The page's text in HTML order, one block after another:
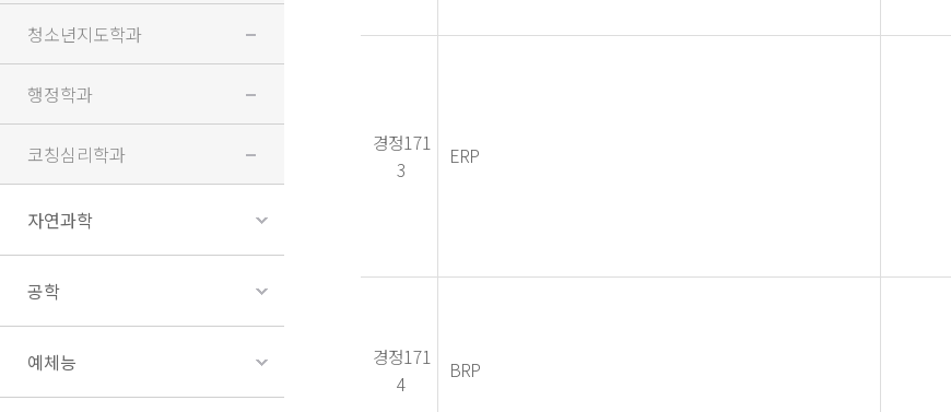
청소년지도학과
행정학과
코칭심리학과
자연과학
공학
예체능
경정171
3
ERP
경정171
4
BRP